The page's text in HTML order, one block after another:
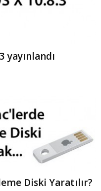
yayınlandı
Diski Yaratılır?